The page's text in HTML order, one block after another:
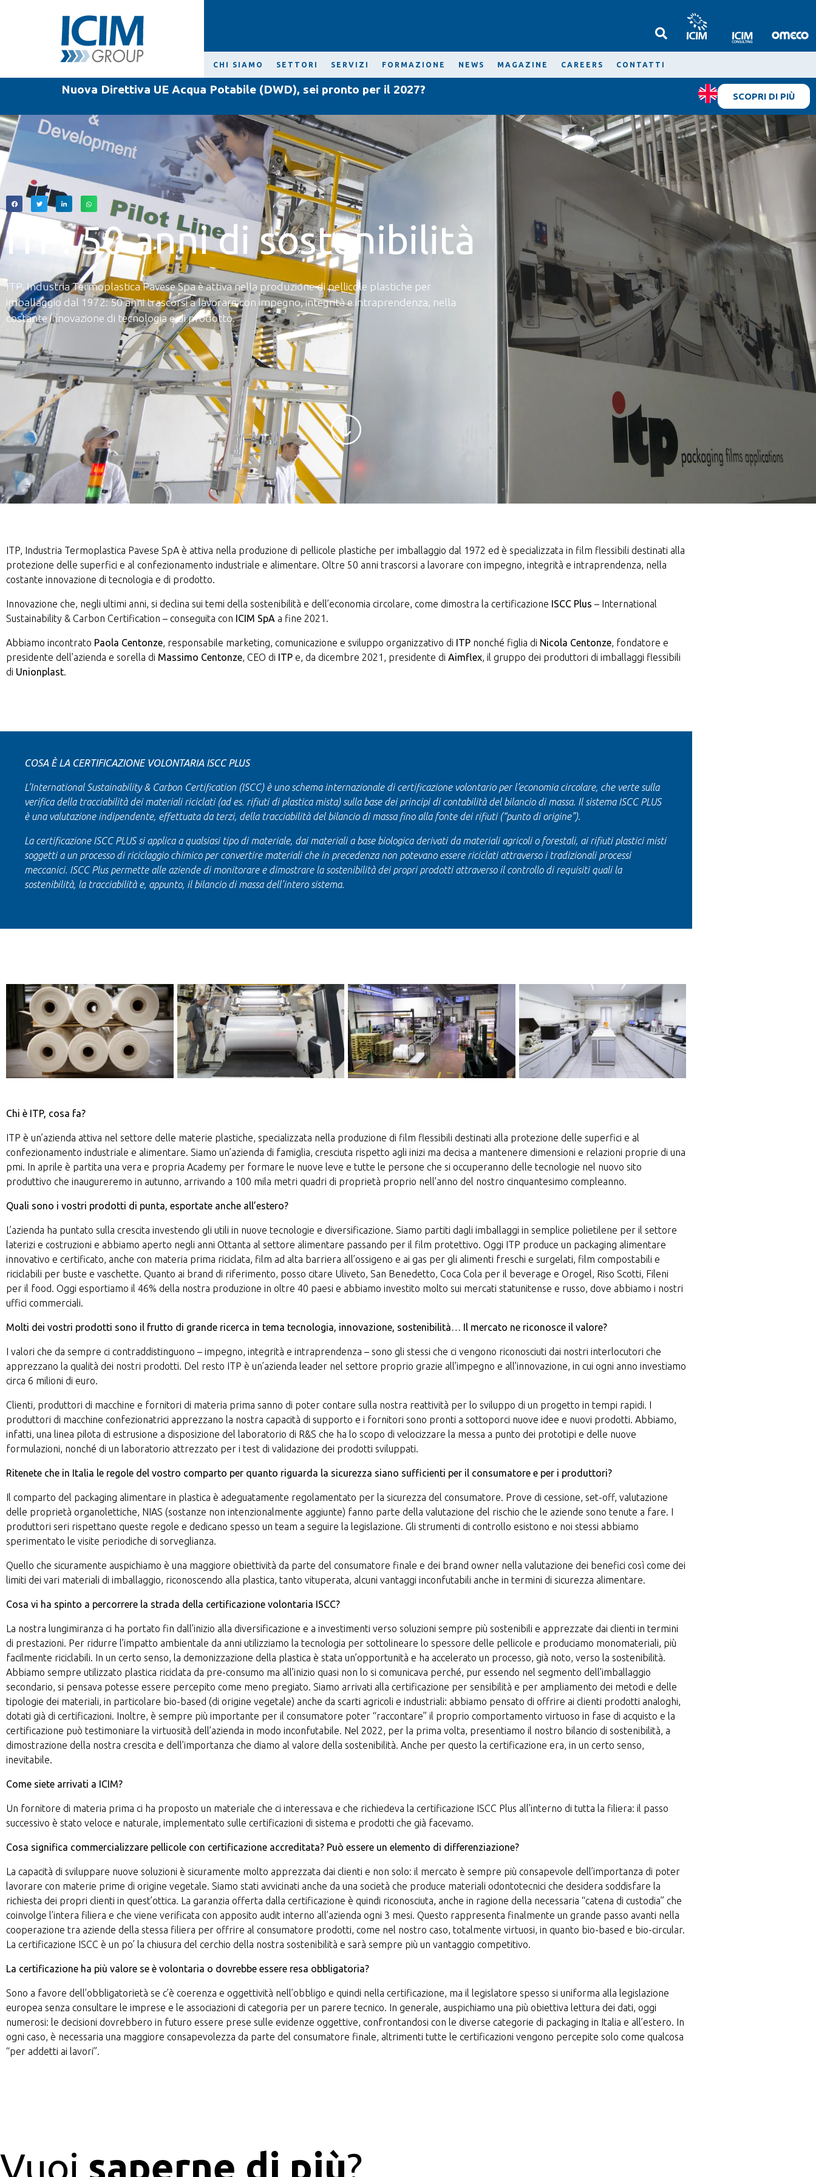
CHI SIAMO SETTORI SERVIZI FORMAZIONE NEWS MAGAZINE CAREERS CONTATTI
Nuova Direttiva UE Acqua Potabile (DWD), sei pronto per il 2027?
SCOPRI DI PIÙ
ITP: 50 anni di sostenibilità
ITP, Industria Termoplastica Pavese Spa è attiva nella produzione di pellicole plastiche per
imballaggio dal 1972: 50 anni trascorsi a lavorare con impegno, integrità e intraprendenza, nella
costante innovazione di tecnologia e di prodotto.
ITP, Industria Termoplastica Pavese SpA è attiva nella produzione di pellicole plastiche per imballaggio dal 1972 ed è specializzata in film flessibili destinati alla
protezione delle superfici e al confezionamento industriale e alimentare. Oltre 50 anni trascorsi a lavorare con impegno, integrità e intraprendenza, nella
costante innovazione di tecnologia e di prodotto.
Innovazione che, negli ultimi anni, si declina sui temi della sostenibilità e dell’economia circolare, come dimostra la certificazione ISCC Plus – International
Sustainability & Carbon Certification – conseguita con ICIM SpA a fine 2021.
Abbiamo incontrato Paola Centonze, responsabile marketing, comunicazione e sviluppo organizzativo di ITP nonché figlia di Nicola Centonze, fondatore e
presidente dell’azienda e sorella di Massimo Centonze, CEO di ITP e, da dicembre 2021, presidente di Aimflex, il gruppo dei produttori di imballaggi flessibili
di Unionplast.
COSA È LA CERTIFICAZIONE VOLONTARIA ISCC PLUS
L’International Sustainability & Carbon Certification (ISCC) è uno schema internazionale di certificazione volontario per l’economia circolare, che verte sulla
verifica della tracciabilità dei materiali riciclati (ad es. rifiuti di plastica mista) sulla base dei principi di contabilità del bilancio di massa. Il sistema ISCC PLUS
è una valutazione indipendente, effettuata da terzi, della tracciabilità del bilancio di massa fino alla fonte dei rifiuti (“punto di origine”).
La certificazione ISCC PLUS si applica a qualsiasi tipo di materiale, dai materiali a base biologica derivati da materiali agricoli o forestali, ai rifiuti plastici misti
soggetti a un processo di riciclaggio chimico per convertire materiali che in precedenza non potevano essere riciclati attraverso i tradizionali processi
meccanici. ISCC Plus permette alle aziende di monitorare e dimostrare la sostenibilità dei propri prodotti attraverso il controllo di requisiti quali la
sostenibilità, la tracciabilità e, appunto, il bilancio di massa dell’intero sistema.
Chi è ITP, cosa fa?
ITP è un’azienda attiva nel settore delle materie plastiche, specializzata nella produzione di film flessibili destinati alla protezione delle superfici e al
confezionamento industriale e alimentare. Siamo un’azienda di famiglia, cresciuta rispetto agli inizi ma decisa a mantenere dimensioni e relazioni proprie di una
pmi. In aprile è partita una vera e propria Academy per formare le nuove leve e tutte le persone che si occuperanno delle tecnologie nel nuovo sito
produttivo che inaugureremo in autunno, arrivando a 100 mila metri quadri di proprietà proprio nell’anno del nostro cinquantesimo compleanno.
Quali sono i vostri prodotti di punta, esportate anche all’estero?
L’azienda ha puntato sulla crescita investendo gli utili in nuove tecnologie e diversificazione. Siamo partiti dagli imballaggi in semplice polietilene per il settore
laterizi e costruzioni e abbiamo aperto negli anni Ottanta al settore alimentare passando per il film protettivo. Oggi ITP produce un packaging alimentare
innovativo e certificato, anche con materia prima riciclata, film ad alta barriera all’ossigeno e ai gas per gli alimenti freschi e surgelati, film compostabili e
riciclabili per buste e vaschette. Quanto ai brand di riferimento, posso citare Uliveto, San Benedetto, Coca Cola per il beverage e Orogel, Riso Scotti, Fileni
per il food. Oggi esportiamo il 46% della nostra produzione in oltre 40 paesi e abbiamo investito molto sui mercati statunitense e russo, dove abbiamo i nostri
uffici commerciali.
Molti dei vostri prodotti sono il frutto di grande ricerca in tema tecnologia, innovazione, sostenibilità… Il mercato ne riconosce il valore?
I valori che da sempre ci contraddistinguono – impegno, integrità e intraprendenza – sono gli stessi che ci vengono riconosciuti dai nostri interlocutori che
apprezzano la qualità dei nostri prodotti. Del resto ITP è un’azienda leader nel settore proprio grazie all’impegno e all’innovazione, in cui ogni anno investiamo
circa 6 milioni di euro.
Clienti, produttori di macchine e fornitori di materia prima sanno di poter contare sulla nostra reattività per lo sviluppo di un progetto in tempi rapidi. I
produttori di macchine confezionatrici apprezzano la nostra capacità di supporto e i fornitori sono pronti a sottoporci nuove idee e nuovi prodotti. Abbiamo,
infatti, una linea pilota di estrusione a disposizione del laboratorio di R&S che ha lo scopo di velocizzare la messa a punto dei prototipi e delle nuove
formulazioni, nonché di un laboratorio attrezzato per i test di validazione dei prodotti sviluppati.
Ritenete che in Italia le regole del vostro comparto per quanto riguarda la sicurezza siano sufficienti per il consumatore e per i produttori?
Il comparto del packaging alimentare in plastica è adeguatamente regolamentato per la sicurezza del consumatore. Prove di cessione, set-off, valutazione
delle proprietà organolettiche, NIAS (sostanze non intenzionalmente aggiunte) fanno parte della valutazione del rischio che le aziende sono tenute a fare. I
produttori seri rispettano queste regole e dedicano spesso un team a seguire la legislazione. Gli strumenti di controllo esistono e noi stessi abbiamo
sperimentato le visite periodiche di sorveglianza.
Quello che sicuramente auspichiamo è una maggiore obiettività da parte del consumatore finale e dei brand owner nella valutazione dei benefici così come dei
limiti dei vari materiali di imballaggio, riconoscendo alla plastica, tanto vituperata, alcuni vantaggi inconfutabili anche in termini di sicurezza alimentare.
Cosa vi ha spinto a percorrere la strada della certificazione volontaria ISCC?
La nostra lungimiranza ci ha portato fin dall’inizio alla diversificazione e a investimenti verso soluzioni sempre più sostenibili e apprezzate dai clienti in termini
di prestazioni. Per ridurre l’impatto ambientale da anni utilizziamo la tecnologia per sottolineare lo spessore delle pellicole e produciamo monomateriali, più
facilmente riciclabili. In un certo senso, la demonizzazione della plastica è stata un’opportunità e ha accelerato un processo, già noto, verso la sostenibilità.
Abbiamo sempre utilizzato plastica riciclata da pre-consumo ma all’inizio quasi non lo si comunicava perché, pur essendo nel segmento dell’imballaggio
secondario, si pensava potesse essere percepito come meno pregiato. Siamo arrivati alla certificazione per sensibilità e per ampliamento dei metodi e delle
tipologie dei materiali, in particolare bio-based (di origine vegetale) anche da scarti agricoli e industriali: abbiamo pensato di offrire ai clienti prodotti analoghi,
dotati già di certificazioni. Inoltre, è sempre più importante per il consumatore poter “raccontare” il proprio comportamento virtuoso in fase di acquisto e la
certificazione può testimoniare la virtuosità dell’azienda in modo inconfutabile. Nel 2022, per la prima volta, presentiamo il nostro bilancio di sostenibilità, a
dimostrazione della nostra crescita e dell’importanza che diamo al valore della sostenibilità. Anche per questo la certificazione era, in un certo senso,
inevitabile.
Come siete arrivati a ICIM?
Un fornitore di materia prima ci ha proposto un materiale che ci interessava e che richiedeva la certificazione ISCC Plus all’interno di tutta la filiera: il passo
successivo è stato veloce e naturale, implementato sulle certificazioni di sistema e prodotti che già facevamo.
Cosa significa commercializzare pellicole con certificazione accreditata? Può essere un elemento di differenziazione?
La capacità di sviluppare nuove soluzioni è sicuramente molto apprezzata dai clienti e non solo: il mercato è sempre più consapevole dell’importanza di poter
lavorare con materie prime di origine vegetale. Siamo stati avvicinati anche da una società che produce materiali odontotecnici che desidera soddisfare la
richiesta dei propri clienti in quest’ottica. La garanzia offerta dalla certificazione è quindi riconosciuta, anche in ragione della necessaria “catena di custodia” che
coinvolge l’intera filiera e che viene verificata con apposito audit interno all’azienda ogni 3 mesi. Questo rappresenta finalmente un grande passo avanti nella
cooperazione tra aziende della stessa filiera per offrire al consumatore prodotti, come nel nostro caso, totalmente virtuosi, in quanto bio-based e bio-circular.
La certificazione ISCC è un po’ la chiusura del cerchio della nostra sostenibilità e sarà sempre più un vantaggio competitivo.
La certificazione ha più valore se è volontaria o dovrebbe essere resa obbligatoria?
Sono a favore dell’obbligatorietà se c’è coerenza e oggettività nell’obbligo e quindi nella certificazione, ma il legislatore spesso si uniforma alla legislazione
europea senza consultare le imprese e le associazioni di categoria per un parere tecnico. In generale, auspichiamo una più obiettiva lettura dei dati, oggi
numerosi: le decisioni dovrebbero in futuro essere prese sulle evidenze oggettive, confrontandosi con le diverse categorie di packaging in Italia e all’estero. In
ogni caso, è necessaria una maggiore consapevolezza da parte del consumatore finale, altrimenti tutte le certificazioni vengono percepite solo come qualcosa
“per addetti ai lavori”.
Vuoi saperne di più?